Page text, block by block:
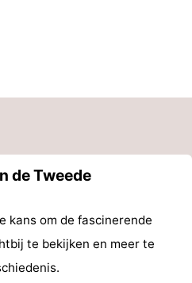
de Tweede
kans om de fascinerende
te bekijken en meer te